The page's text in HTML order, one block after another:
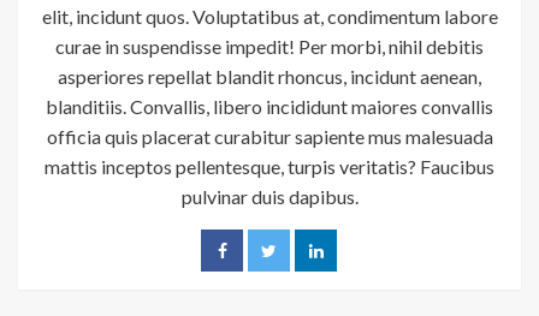
elit, incidunt quos. Voluptatibus at, condimentum labore
curae in suspendisse impedit! Per morbi, nihil debitis
asperiores repellat blandit rhoncus, incidunt aenean,
blanditiis. Convallis, libero incididunt maiores convallis
officia quis placerat curabitur sapiente mus malesuada
mattis inceptos pellentesque, turpis veritatis? Faucibus
pulvinar duis dapibus.